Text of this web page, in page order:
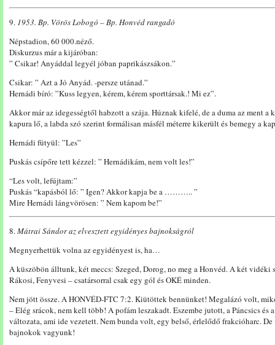
9. 1953. Bp. Vörös Lobogó – Bp. Honvéd rangadó
Népstadion, 60 000.néző.
Diskurzus már a kijáróban:
” Csikar! Anyáddal legyél jóban paprikászsákon.”
Csikar: ” Azt a Jó Anyád. -persze utánad.”
Hernádi bíró: ”Kuss legyen, kérem, kérem sporttársak.! Mi ez”.
Akkor már az idegességtől habzott a szája. Húznak kifelé, de a duma az ment a
kapura lő, a labda szó szerint formálisan másfél méterre kikerült és bemegy a
Hernádi fütyül: ”Les”
Puskás csípőre tett kézzel: ” Hernádikám, nem volt les!”
“Les volt, lefújtam:”
Puskás “kapásból lő: ” Igen? Akkor kapja be a ……….. ”
Mire Hernádi lángvörösen: ” Nem kapom be!”
8.Mátrai Sándor az elvesztett egyidényes bajnokságról
Megnyerhettük volna az egyidényest is, ha…
A küszöbön álltunk, két meccs: Szeged, Dorog, no meg a Honvéd. A két vidéki
Rákosi, Fenyvesi – csatársorral csak egy gól és OKÉ minden.
Nem jött össze. A HONVÉD-FTC 7:2. Kiütöttek bennünket! Megalázó volt,
– Elég srácok, nem kell több! A pofám leszakadt. Eszembe jutott, a Páncsics és
változata, ami ide vezetett. Nem bunda volt, egy belső, érlelődő frakcióharc.
bajnokok vagyunk!